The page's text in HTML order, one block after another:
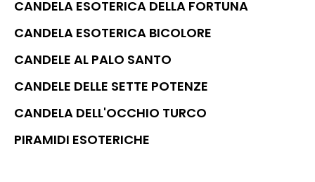
CANDELA ESOTERICA DELLA FORTUNA
CANDELA ESOTERICA BICOLORE
CANDELE AL PALO SANTO
CANDELE DELLE SETTE POTENZE
CANDELA DELL'OCCHIO TURCO
PIRAMIDI ESOTERICHE